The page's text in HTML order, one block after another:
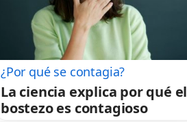
¿Por qué se contagia?
La ciencia explica por qué el
bostezo es contagioso